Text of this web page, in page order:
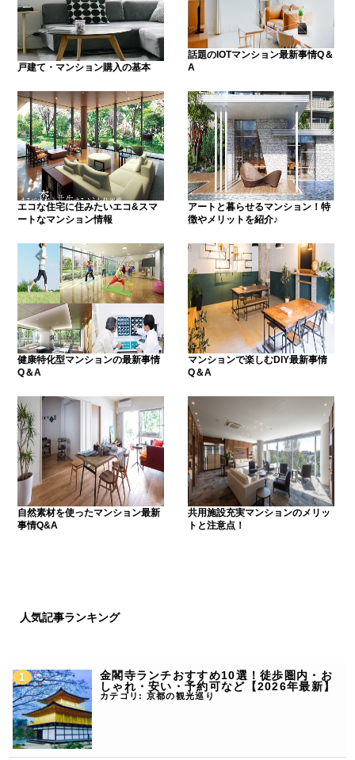
戸建て・マンション購入の基本
話題のIOTマンション最新事情Q＆
A
エコな住宅に住みたいエコ&スマ
ートなマンション情報
アートと暮らせるマンション！特
徴やメリットを紹介♪
健康特化型マンションの最新事情
Q＆A
マンションで楽しむDIY最新事情
Q＆A
自然素材を使ったマンション最新
事情Q&A
共用施設充実マンションのメリッ
トと注意点！
人気記事ランキング
金閣寺ランチおすすめ10選！徒歩圏内・お
しゃれ・安い・予約可など【2026年最新】
カテゴリ: 京都の観光巡り